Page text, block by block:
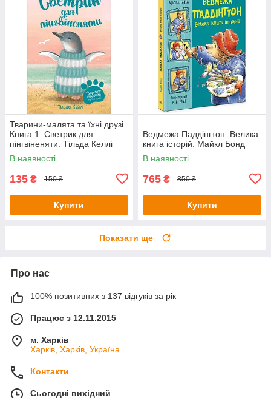
Тварини-малята та їхні друзі.
Книга 1. Светрик для
пінгвіненяти. Тільда Келлі
В наявності
135 ₴ 150 ₴
Купити
Ведмежа Паддінгтон. Велика
книга історій. Майкл Бонд
В наявності
765 ₴ 850 ₴
Купити
Показати ще
Про нас
100% позитивних з 137 відгуків за рік
Працює з 12.11.2015
м. Харків
Харків, Харків, Україна
Контакти
Сьогодні вихідний